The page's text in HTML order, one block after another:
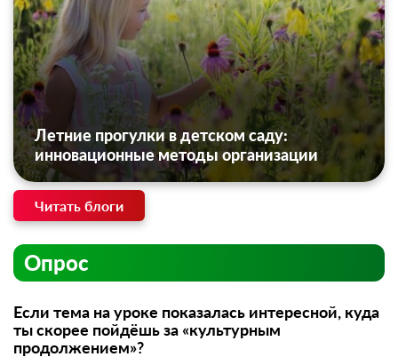
Летние прогулки в детском саду:
инновационные методы организации
Читать блоги
Опрос
Если тема на уроке показалась интересной, куда
ты скорее пойдёшь за «культурным
продолжением»?